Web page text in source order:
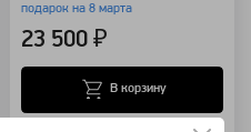
подарок на 8 марта
23 500 ₽
В корзину